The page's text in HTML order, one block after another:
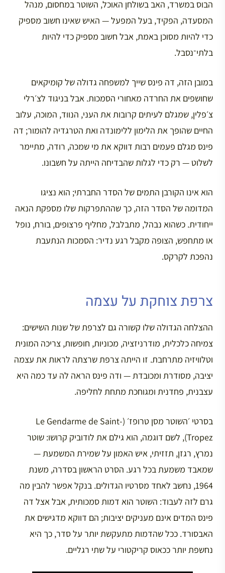
הבוס במשרד, האב בשולחן האוכל, השוטר במחסום, מנהל
המסעדה, הפקיד, בעל המפעל — האיש שאינו חשוב מספיק
כדי להיות מסוכן באמת, אבל חשוב מספיק כדי להיות
בלתי־נסבל.
במובן הזה, דה פינס שייך למשפחה גדולה של קומיקאים
שחושפים את החרדה מאחורי הסמכות. אבל בניגוד לצ׳רלי
צ׳פלין, שמגלם לעיתים קרובות את העני, הנווד, המוכה, עלוב
החיים שהופך את הלימון ללימונדה ואת הטרגדיה להומור; דה
פינס מגלם פעמים רבות דווקא את מי שמכה, רודה, מתיימר
לשלוט — רק כדי לגלות שהבדיחה הייתה על חשבונו.
הוא אינו הקורבן התמים של הסדר החברתי; הוא נציגו
המדומה של הסדר הזה, כך שההתפרקות שלו מספקת הנאה
ייחודית. כשהוא נבהל, מתבלבל, מחליף פרצופים, בורח, נופל
או מתחפש, הצופה מקבל רגע נדיר: הסמכות הנתעבת
נהפכת לקרקס.
צרפת צוחקת על עצמה
ההצלחה הגדולה שלו קשורה גם לצרפת של שנות השישים:
צמיחה כלכלית, מודרניזציה, מכוניות, חופשות, צריכה המונית
וטלוויזיה מתרחבת. זו הייתה צרפת שרצתה לראות את עצמה
יציבה, מסודרת ומכובדת — ודה פינס הראה לה עד כמה היא
עצבנית, פחדנית ומגוחכת מתחת לחליפה.
בסרטי ׳השוטר מסן טרופז׳ (Le Gendarme de Saint-
Tropez), לשם דוגמה, הוא גילם את לודוביק קרושו: שוטר
נמרץ, רגזן, תזזיתי, איש האמון על שמירת המשמעת —
שמאבד משמעת בכל רגע. הסרט הראשון בסדרה, משנת
1964, נחשב לאחד מסרטיו הגדולים. בנקל אפשר להבין מה
גרם לזה לעבוד: השוטר הוא דמות סמכותית, אבל אצל דה
פינס המדים אינם מעניקים יציבות; הם דווקא מדגישים את
האבסורד. ככל שהדמות מתעקשת יותר על סדר, כך היא
נחשפת יותר ככאוס קריקטורי על שתי רגליים.